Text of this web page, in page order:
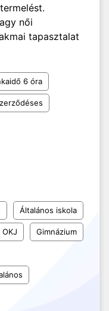
női
tapasztalat
6 óra
Általános iskola
OKJ Gimnázium